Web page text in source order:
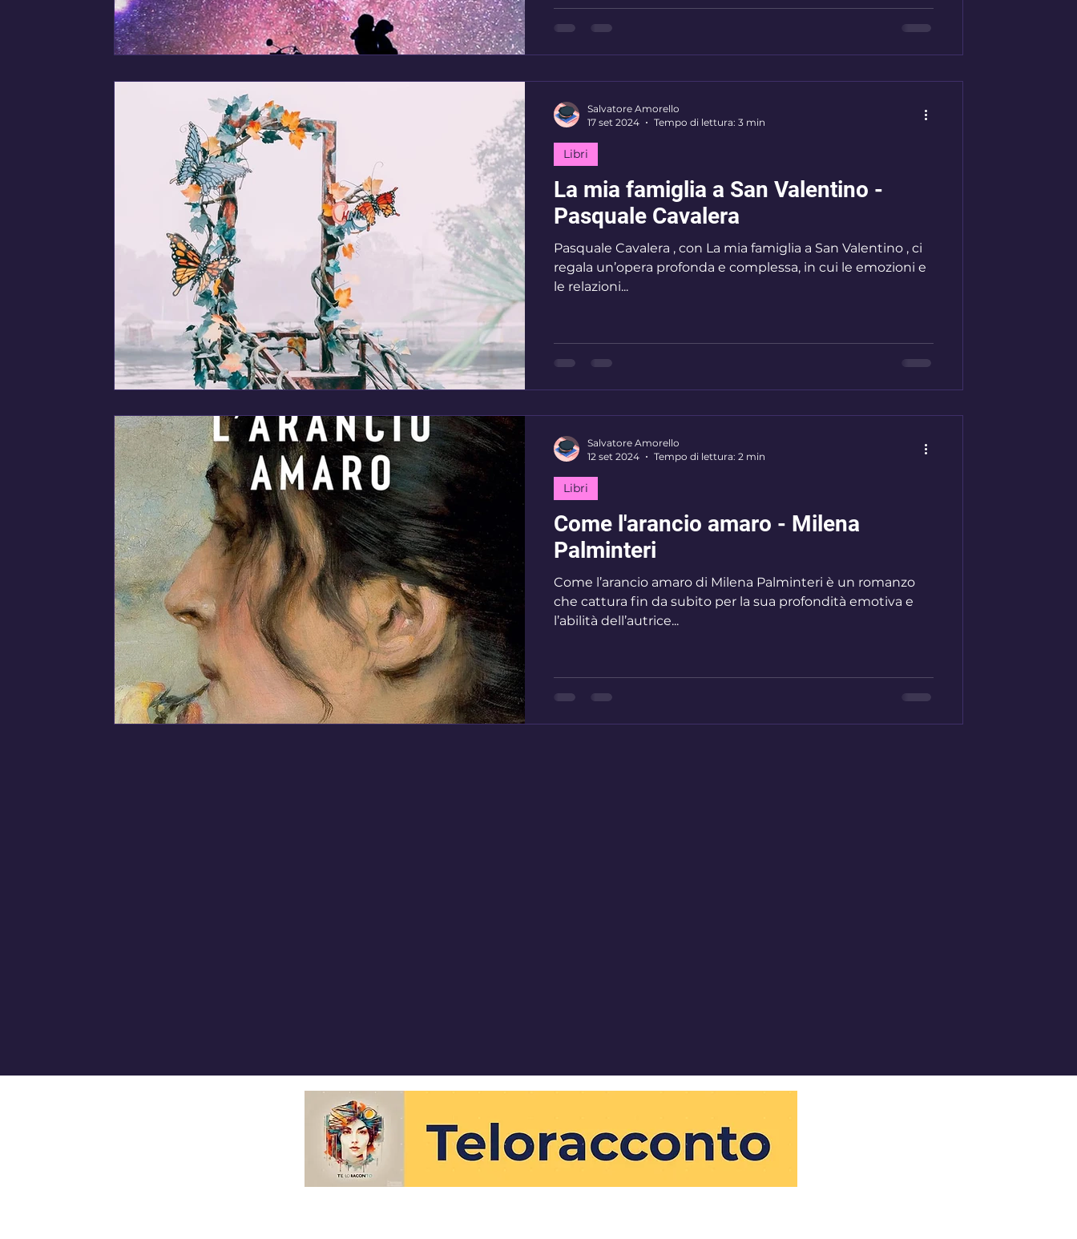
La mia famiglia a San Valentino -
Pasquale Cavalera
Pasquale Cavalera , con La mia famiglia a San Valentino , ci
regala un’opera profonda e complessa, in cui le emozioni e
le relazioni...
Libri
Salvatore Amorello
17 set 2024
Tempo di lettura: 3 min
Come l'arancio amaro - Milena
Palminteri
Come l’arancio amaro di Milena Palminteri è un romanzo
che cattura fin da subito per la sua profondità emotiva e
l’abilità dell’autrice...
Libri
Salvatore Amorello
12 set 2024
Tempo di lettura: 2 min